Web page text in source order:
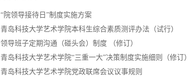
“院领导接待日”制度实施方案
青岛科技大学艺术学院本科生综合素质测评办法（试行）
领导班子定期沟通（碰头会）制度 （修订）
青岛科技大学艺术学院“三重一大”决策制度实施细则（修订）
青岛科技大学艺术学院党政联席会议议事规则